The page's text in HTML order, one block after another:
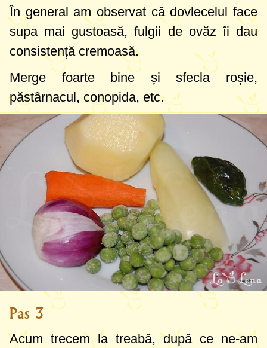
În următoarea etapă trecem la supa
normală și o adaptez pentru toți membrii
familiei, ca exemplu aveți pe site Supa cu
Hrișcă
sau Ciorba cu pui, orez și cu
legume
În general am observat că dovlecelul face
supa mai gustoasă, fulgii de ovăz îi dau
consistență cremoasă.
Merge foarte bine și sfecla roșie,
păstârnacul, conopida, etc.
Pas 3
Acum trecem la treabă, după ce ne-am